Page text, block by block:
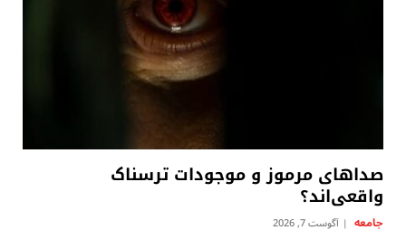
صداهای مرموز و موجودات ترسناک
واقعی‌اند؟
جامعه آگوست 7, 2026